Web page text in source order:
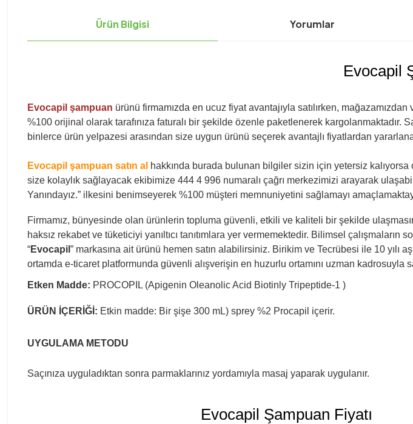
Ürün Bilgisi Yorumlar
Evocapil
Evocapil şampuan ürünü firmamızda en ucuz fiyat avantajıyla satılırken,
%100 orijinal olarak tarafınıza faturalı bir şekilde özenle paketlenerek kargolanmaktadır.
binlerce ürün yelpazesi arasından size uygun ürünü seçerek avantajlı fiyatlardan
Evocapil şampuan satın al hakkında burada bulunan bilgiler sizin için yetersiz
size kolaylık sağlayacak ekibimize 444 4 996 numaralı çağrı merkezimizi arayarak
Yanındayız.” ilkesini benimseyerek %100 müşteri memnuniyetini sağlamayı
Firmamız, bünyesinde olan ürünlerin topluma güvenli, etkili ve kaliteli bir şekilde
haksız rekabet ve tüketiciyi yanıltıcı tanıtımlara yer vermemektedir. Bilimsel
“Evocapil ” markasına ait ürünü hemen satın alabilirsiniz. Birikim ve Tecrübesi ile 10 yılı
ortamda e-ticaret platformunda güvenli alışverişin en huzurlu ortamını uzman kadrosuyla
Etken Madde: PROCOPIL (Apigenin Oleanolic Acid Biotinly Tripeptide-1 )
ÜRÜN İÇERİĞİ: Etkin madde: Bir şişe 300 mL) sprey %2 Procapil içerir.
UYGULAMA METODU
Saçınıza uyguladıktan sonra parmaklarınız yordamıyla masaj yaparak uygulanır.
Evocapil Şampuan Fiyatı